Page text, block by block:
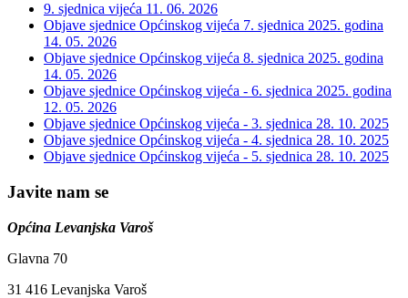
9. sjednica vijeća 11. 06. 2026
Objave sjednice Općinskog vijeća 7. sjednica 2025. godina
14. 05. 2026
Objave sjednice Općinskog vijeća 8. sjednica 2025. godina
14. 05. 2026
Objave sjednice Općinskog vijeća - 6. sjednica 2025. godina
12. 05. 2026
Objave sjednice Općinskog vijeća - 3. sjednica 28. 10. 2025
Objave sjednice Općinskog vijeća - 4. sjednica 28. 10. 2025
Objave sjednice Općinskog vijeća - 5. sjednica 28. 10. 2025
Javite nam se
Općina Levanjska Varoš
Glavna 70
31 416 Levanjska Varoš